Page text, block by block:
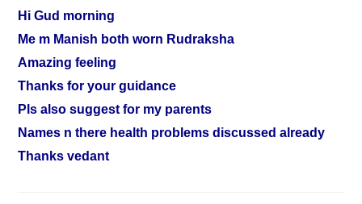
Hi Gud morning
Me m Manish both worn Rudraksha
Amazing feeling
Thanks for your guidance
Pls also suggest for my parents
Names n there health problems discussed already
Thanks vedant